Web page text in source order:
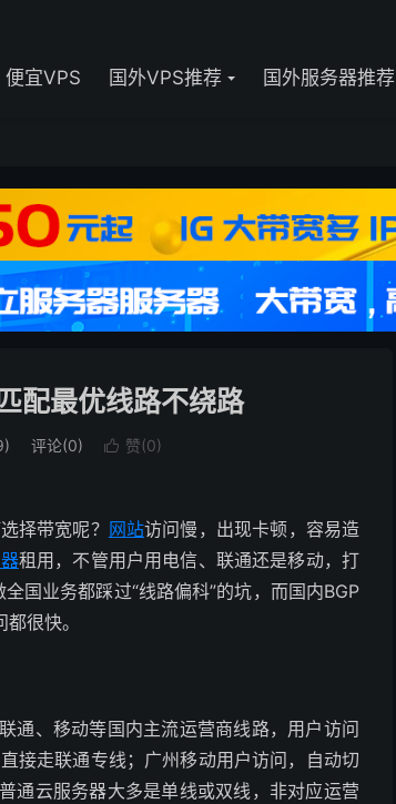
便宜VPS 国外VPS推荐 国外服务器推荐
配最优线路不绕路
) 评论(0)  赞(0)
择带宽呢？ 网站访问慢，出现卡顿，容易造
租用，不管用户用电信、联通还是移动，打
国业务都踩过“线路偏科”的坑，而国内BGP
很快。
、移动等国内主流运营商线路，用户访问
接走联通专线；广州移动用户访问，自动切
通云服务器大多是单线或双线，非对应运营